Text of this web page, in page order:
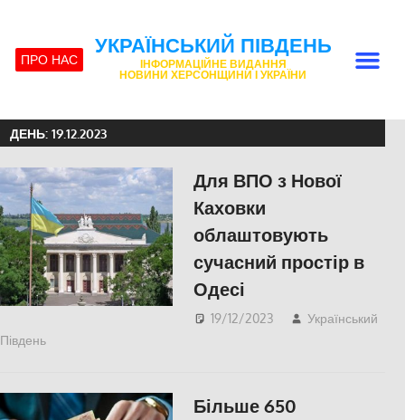
ПРО НАС
УКРАЇНСЬКИЙ ПІВДЕНЬ
ІНФОРМАЦІЙНЕ ВИДАННЯ
НОВИНИ ХЕРСОНЩИНИ І УКРАЇНИ
ДЕНЬ:19.12.2023
Для ВПО з Нової
Каховки
облаштовують
сучасний простір в
Одесі
19/12/2023
Український
Південь
Більше 650